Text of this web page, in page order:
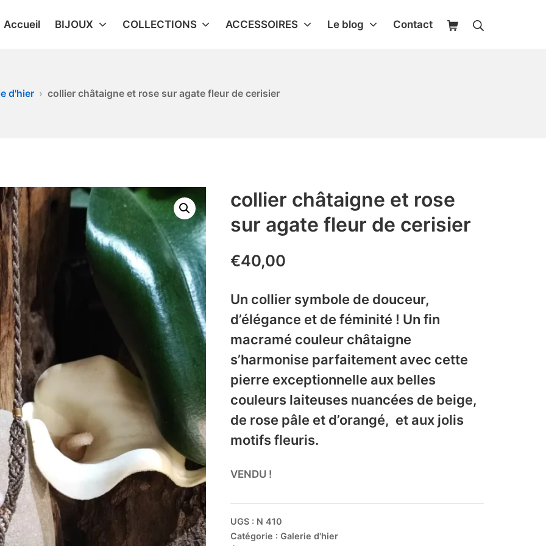
Accueil BIJOUX COLLECTIONS ACCESSOIRES Le blog Contact
d'hier collier châtaigne et rose sur agate fleur de cerisier
collier châtaigne et rose
sur agate fleur de cerisier
€40,00
Un collier symbole de douceur,
d’élégance et de féminité ! Un fin
macramé couleur châtaigne
s’harmonise parfaitement avec cette
pierre exceptionnelle aux belles
couleurs laiteuses nuancées de beige,
de rose pâle et d’orangé, et aux jolis
motifs fleuris.
VENDU !
UGS : N 410
Catégorie : Galerie d'hier